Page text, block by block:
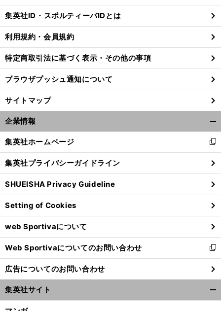
る
集英社ID・スポルティーバIDとは
利用規約・会員規約
特定商取引法に基づく表示・その他の事項
ブラウザプッシュ通知について
サイトマップ
企業情報
閉
る
集英社ホームページ
新
し
い
ウ
ィ
ン
ド
ウ
で
開
く
集英社プライバシーガイドライン
SHUEISHA Privacy Guideline
Setting of Cookies
web Sportivaについて
Web Sportivaについてのお問い合わせ
新
し
い
ウ
ィ
ン
広告についてのお問い合わせ
集英社サイト